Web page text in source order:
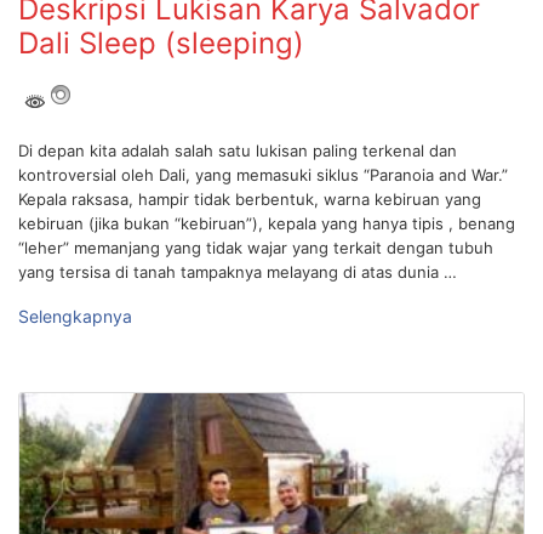
Deskripsi Lukisan Karya Salvador
Dali Sleep (sleeping)
Di depan kita adalah salah satu lukisan paling terkenal dan
kontroversial oleh Dali, yang memasuki siklus “Paranoia and War.”
Kepala raksasa, hampir tidak berbentuk, warna kebiruan yang
kebiruan (jika bukan “kebiruan”), kepala yang hanya tipis , benang
“leher” memanjang yang tidak wajar yang terkait dengan tubuh
yang tersisa di tanah tampaknya melayang di atas dunia …
Selengkapnya